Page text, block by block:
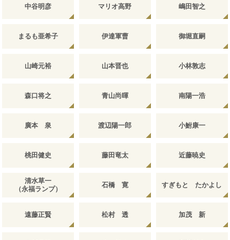
中谷明彦 マリオ高野 嶋田智之
まるも亜希子 伊達軍曹 御堀直嗣
山崎元裕 山本晋也 小林敦志
森口将之 青山尚暉 南陽一浩
廣本 泉 渡辺陽一郎 小鮒康一
桃田健史 藤田竜太 近藤暁史
清水草一
（永福ランプ）
石橋 寛 すぎもと たかよし
遠藤正賢 松村 透 加茂 新